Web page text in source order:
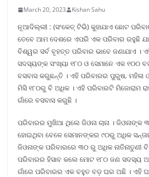
March 20, 2023 Kishan Sahu
ନୂଆଦିଲ୍ଲୀ : (ସଂକେତ୍ ଟିଭି) କୁହାଯାଏ ଛୋଟ
ତେବେ ଆମ ଦେଶରେ ଏପରି ଏକ ପରିବାର ରହୁଛି
ବିଶ୍ୱର ସର୍ବ ବୃହତ୍ତ ପରିବାର ଭାବେ ଜଣାଯାଏ ।
ସଦସ୍ୟଙ୍କ ସଂଖ୍ୟା ୧୮୦ ଓ ସେମାନେ ଏକ ୧୦୦
ବସବାସ କରୁଛନ୍ତି । ଏହି ପରିବାରର ପୁରୁଷ, ମହିଳା
ମିସି ୧୮୦ରୁ ବି ଅଧିକ । ଏହି ପରିବାରଟି ମିଜୋରାମ
ଗାଁରେ ବସବାସ କରୁଛି ।
ପରିବାରର ମୁଖିଆ ଥିଲେ ଜିଓନା ଚାନା । ଜିଓନାଙ୍କ
ହୋଇଥିବା ବେଳେ ସେମାନଙ୍କର ୯୦ରୁ ଅଧିକ
ଜିଓନାଙ୍କ ପରିବାରରେ ୩୦ ରୁ ଅଧିକ ନାତିନାତୁଣୀ
ପରିବାରର ହିସାବ କଲେ ମୋଟ ୧୮୦ ଜଣ ସଦସ୍ୟ
ଗାଁରେ ପରିବାରର ଏକ ବହୁତ ବଡ଼ ଘର ଅଛି । ଏହି